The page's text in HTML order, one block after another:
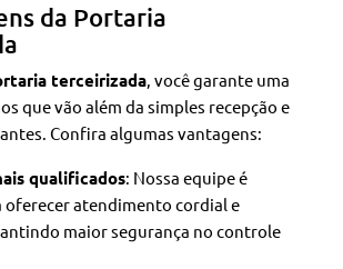
da Portaria
terceirizada , você garante uma
que vão além da simples recepção e
Confira algumas vantagens:
qualificados: Nossa equipe é
oferecer atendimento cordial e
maior segurança no controle